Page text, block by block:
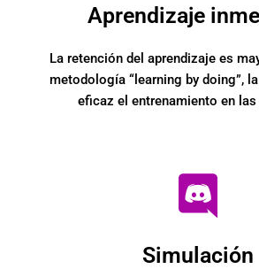
Aprendizaje
La retención del aprendizaje es
metodología “learning by doing”,
eficaz el entrenamiento en las
Simulación